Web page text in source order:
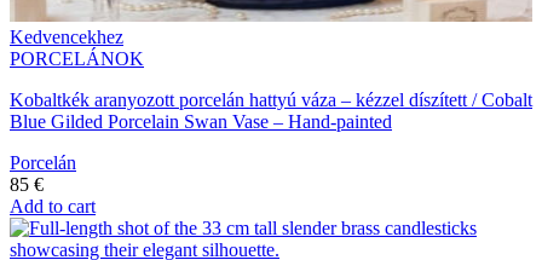
Kedvencekhez
PORCELÁNOK
Kobaltkék aranyozott porcelán hattyú váza – kézzel díszített / Cobalt
Blue Gilded Porcelain Swan Vase – Hand-painted
Porcelán
85 €
Add to cart